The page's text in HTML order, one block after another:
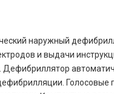
наружный
и выдачи
Голосовые